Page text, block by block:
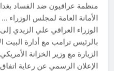
منظمة عراقيون ضد الفساد
الأمانة العامة لمجلس الوزراء
الوزراء العراقي علي الزيدي
بالرئيس ترامب مع أدارة البيت
الزيارة مع وزير الخزانة
الإعلان الرسمي عن رعاية